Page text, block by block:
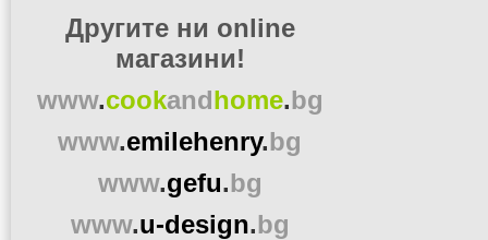
Другите ни online
магазини!
www.cookandhome.bg
www.emilehenry.bg
www.gefu.bg
www.u-design.bg